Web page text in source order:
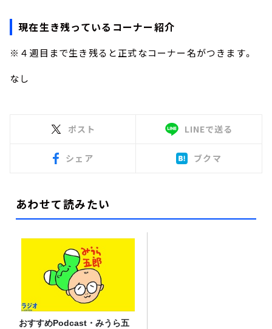
現在生き残っているコーナー紹介
※４週目まで生き残ると正式なコーナー名がつきます。
なし
ポスト LINEで送る
シェア ブクマ
あわせて読みたい
おすすめPodcast・みうら五